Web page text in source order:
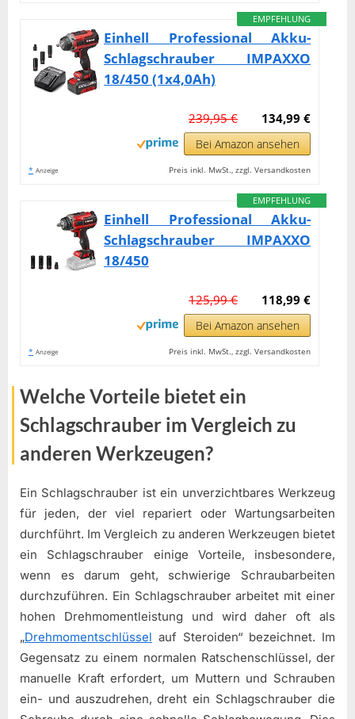
EMPFEHLUNG
Einhell Professional Akku-
Schlagschrauber IMPAXXO
18/450 (1x4,0Ah)
134,99 €
239,95 €
Bei Amazon ansehen
* Anzeige Preis inkl. MwSt., zzgl. Versandkosten
EMPFEHLUNG
Einhell Professional Akku-
Schlagschrauber IMPAXXO
18/450
118,99 €
125,99 €
Bei Amazon ansehen
* Anzeige Preis inkl. MwSt., zzgl. Versandkosten
Welche Vorteile bietet ein
Schlagschrauber im Vergleich zu
anderen Werkzeugen?
Ein Schlagschrauber ist ein unverzichtbares Werkzeug
für jeden, der viel repariert oder Wartungsarbeiten
durchführt. Im Vergleich zu anderen Werkzeugen bietet
ein Schlagschrauber einige Vorteile, insbesondere,
wenn es darum geht, schwierige Schraubarbeiten
durchzuführen. Ein Schlagschrauber arbeitet mit einer
hohen Drehmomentleistung und wird daher oft als
„Drehmomentschlüssel auf Steroiden“ bezeichnet. Im
Gegensatz zu einem normalen Ratschenschlüssel, der
manuelle Kraft erfordert, um Muttern und Schrauben
ein- und auszudrehen, dreht ein Schlagschrauber die